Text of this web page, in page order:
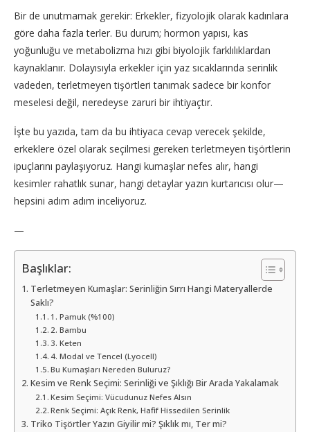
Bir de unutmamak gerekir: Erkekler, fizyolojik olarak kadınlara
göre daha fazla terler. Bu durum; hormon yapısı, kas
yoğunluğu ve metabolizma hızı gibi biyolojik farklılıklardan
kaynaklanır. Dolayısıyla erkekler için yaz sıcaklarında serinlik
vadeden, terletmeyen tişörtleri tanımak sadece bir konfor
meselesi değil, neredeyse zaruri bir ihtiyaçtır.
İşte bu yazıda, tam da bu ihtiyaca cevap verecek şekilde,
erkeklere özel olarak seçilmesi gereken terletmeyen tişörtlerin
ipuçlarını paylaşıyoruz. Hangi kumaşlar nefes alır, hangi
kesimler rahatlık sunar, hangi detaylar yazın kurtarıcısı olur—
hepsini adım adım inceliyoruz.
—
Başlıklar:
Terletmeyen Kumaşlar: Serinliğin Sırrı Hangi Materyallerde
Saklı?
1. Pamuk (%100)
2. Bambu
3. Keten
4. Modal ve Tencel (Lyocell)
Bu Kumaşları Nereden Buluruz?
Kesim ve Renk Seçimi: Serinliği ve Şıklığı Bir Arada Yakalamak
Kesim Seçimi: Vücudunuz Nefes Alsın
Renk Seçimi: Açık Renk, Hafif Hissedilen Serinlik
Triko Tişörtler Yazın Giyilir mi? Şıklık mı, Ter mi?